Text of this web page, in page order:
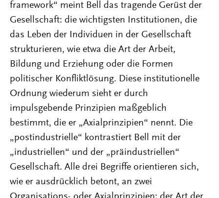
framework“ meint Bell das tragende Gerüst der
Gesellschaft: die wichtigsten Institutionen, die
das Leben der Individuen in der Gesellschaft
strukturieren, wie etwa die Art der Arbeit,
Bildung und Erziehung oder die Formen
politischer Konfliktlösung. Diese institutionelle
Ordnung wiederum sieht er durch
impulsgebende Prinzipien maßgeblich
bestimmt, die er „Axialprinzipien“ nennt. Die
„postindustrielle“ kontrastiert Bell mit der
„industriellen“ und der „präindustriellen“
Gesellschaft. Alle drei Begriffe orientieren sich,
wie er ausdrücklich betont, an zwei